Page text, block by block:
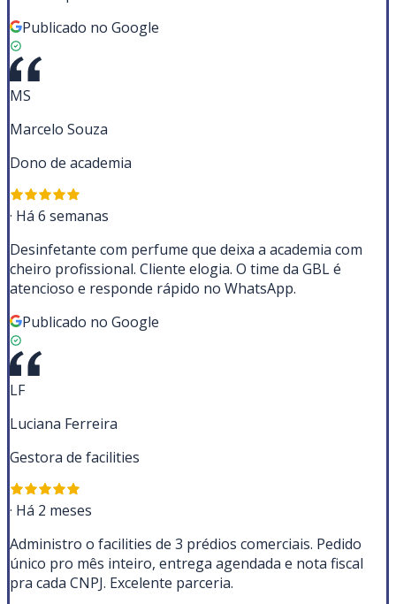
Publicado no Google
MS
Marcelo Souza
Dono de academia
· Há 6 semanas
Desinfetante com perfume que deixa a academia com
cheiro profissional. Cliente elogia. O time da GBL é
atencioso e responde rápido no WhatsApp.
Publicado no Google
LF
Luciana Ferreira
Gestora de facilities
· Há 2 meses
Administro o facilities de 3 prédios comerciais. Pedido
único pro mês inteiro, entrega agendada e nota fiscal
pra cada CNPJ. Excelente parceria.